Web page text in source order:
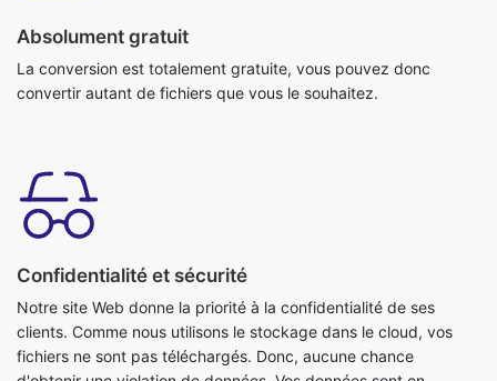
Absolument gratuit
La conversion est totalement gratuite, vous pouvez donc
convertir autant de fichiers que vous le souhaitez.
Confidentialité et sécurité
Notre site Web donne la priorité à la confidentialité de ses
clients. Comme nous utilisons le stockage dans le cloud, vos
fichiers ne sont pas téléchargés. Donc, aucune chance